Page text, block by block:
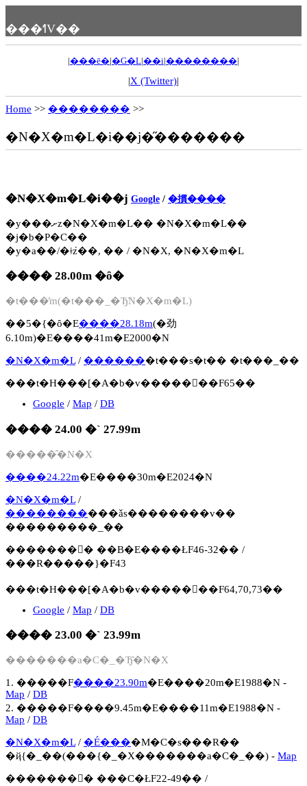
���ߗV��
|���ē�|�G�L|��i|��������|
|X (Twitter)|
Home >> �������� >>
�N�X�m�L�i��j�̋�������
�N�X�m�L�i��j Google / �摜����
�y���ށz�N�X�m�L�� �N�X�m�L��
�j�b�P�C��
�y�a��/�ǂ݁z��, �� / �N�X, �N�X�m�L
���� 28.00m �ȏ�
�t���̓m(�t���_�Ђ̃N�X�m�L)
��5�{�ȏ�E����28.18m(�劲
6.10m)�E����41m�E2000�N
�N�X�m�L/ �������t���s�t�� �t���_��
���t�H���[�A�b�v�����񍐏��F65��
Google / Map / DB
���� 24.00 �` 27.99m
�����̑�N�X
����24.22m�E����30m�E2024�N
�N�X�m�L/
�����������ǎs��������v��
���������_��
�������񍐏� ��B�E����ŁF46-32�� /
���R�����}�F43
���t�H���[�A�b�v�����񍐏��F64,70,73��
Google / Map / DB
���� 23.00 �` 23.99m
�������a�C�_�Ђ̑�N�X
1. �����F����23.90m�E����20m�E1988�N -
Map / DB
2. �����F����9.45m�E����11m�E1988�N -
Map / DB
�N�X�m�L/ �É����M�C�s���R��
�ҋ{�_��(���{�_�Х�������a�C�_��) - Map
�������񍐏� ���C�ŁF22-49�� /